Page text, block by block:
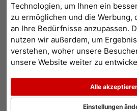
Technologien, um Ihnen ein
zu ermöglichen und die Werbung,
an Ihre Bedürfnisse anzupassen.
nutzen wir außerdem, um
verstehen, woher unsere
unsere Website weiter zu
Alle
Einstellungen